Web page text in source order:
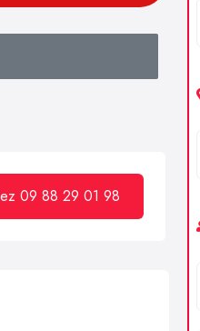
09 88 29 01 98